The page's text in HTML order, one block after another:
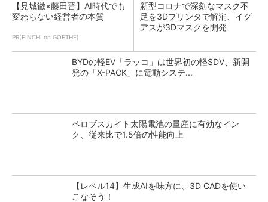
【見城徹×藤田晋】AI時代でも
変わらない経営者の本質
PR(FINCHI on GOETHE)
新型コロナで深刻なマスク不
足を3Dプリンタで解消、イグ
アスが3Dマスクを開発
BYDの軽EV「ラッコ」は世界初の軽SDV、新開
発の「X-PACK」に電動システ...
ペロブスカイト太陽電池の量産に有効なイン
ク、従来比で1.5倍の性能向上
【レベル14】生成AIを味方に、3D CADを使い
こなそう！